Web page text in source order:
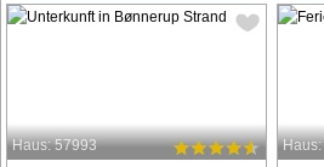
Haus: 57993